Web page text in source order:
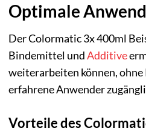
Optimale
Der Colormatic 3x 400ml
Bindemittel undAdditive
weiterarbeiten können, ohne
erfahrene Anwender
Vorteile des